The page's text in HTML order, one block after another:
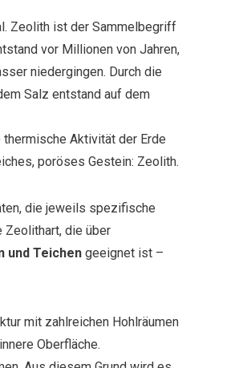
Zeolith ist der Sammelbegriff
vor Millionen von Jahren,
niedergingen. Durch die
Salz entstand auf dem
Aktivität der Erde
poröses Gestein: Zeolith.
die jeweils spezifische
Zeolithart, die über
und Teichen geeignet ist –
mit zahlreichen Hohlräumen
Oberfläche.